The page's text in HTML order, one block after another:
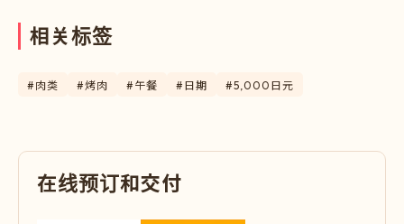
相关标签
#肉类 #烤肉 #午餐 #日期 #5,000日元
在线预订和交付